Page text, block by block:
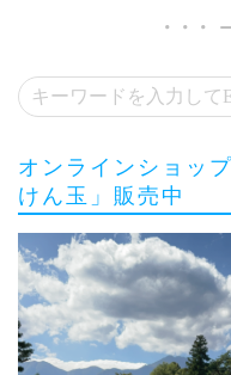
オンラインショッ
けん玉」販売中